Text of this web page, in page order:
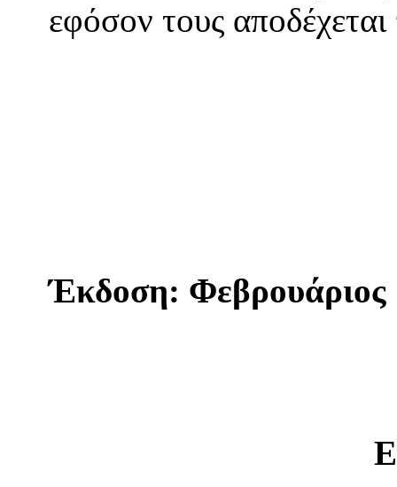
εφόσον τους
Έκδοση: